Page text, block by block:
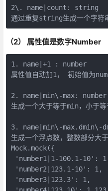
2\. name|count: string
通过重复string生成一个字符
（2） 属性值是数字Number
1. name|+1 : number
属性值自动加1， 初始值为
2. name|min\-max:
生成一个大于等于min，小于
3. name|min\-max.dmin\-
生成一个浮点数，整数部分大
Mock.mock({
'number1|1-100.1-10':
'number2|123.1-10': 1,
'number3|123.3': 1,